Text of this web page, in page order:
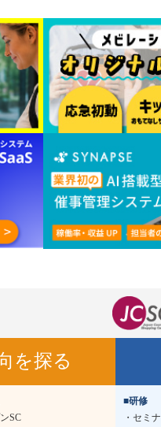
を探る
SC
■研修
セミ